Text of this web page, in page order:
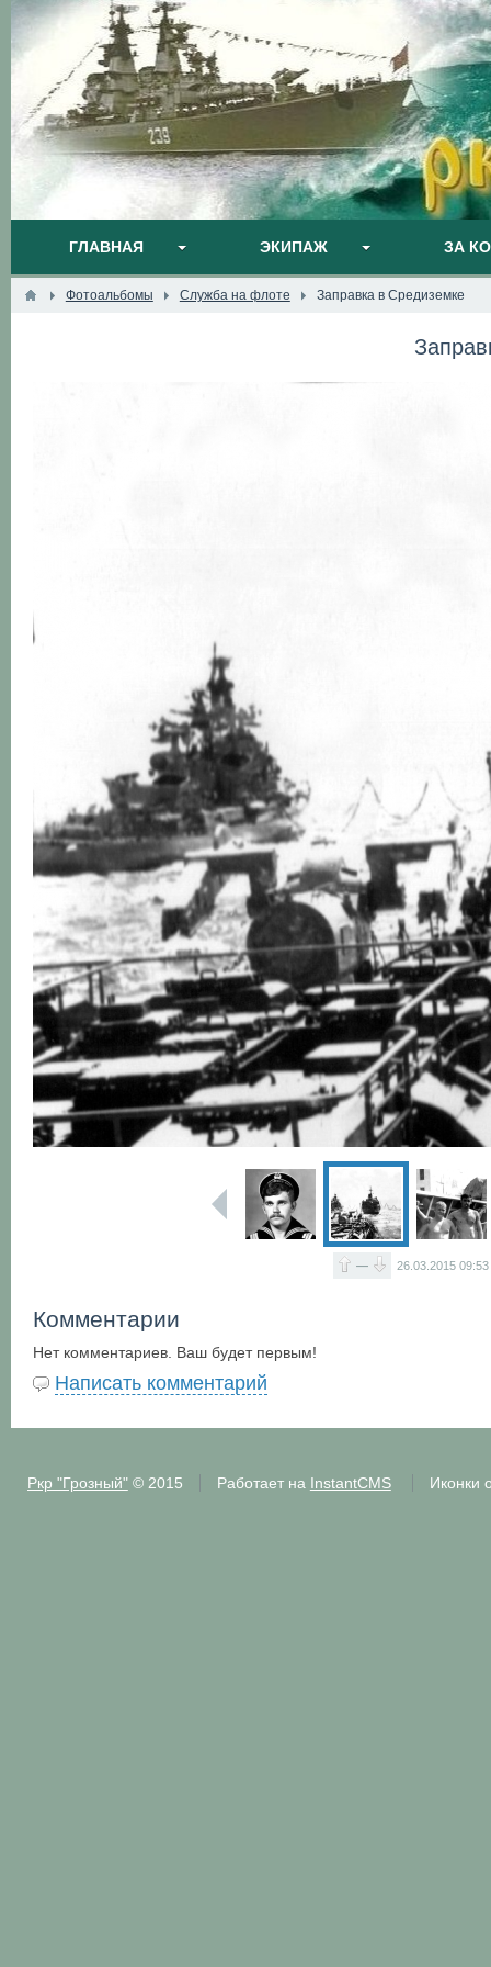
ГЛАВНАЯ ЭКИПАЖ ЗА
Фотоальбомы Служба на флоте Заправка в Средиземке
— 26.03.201509:53
Комментарии
Нет комментариев. Ваш будет первым!
Написать комментарий
Ркр "Грозный"© 2015 Работает на InstantCMS Иконки